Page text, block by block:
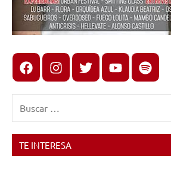
FacebookInstagram
X youtubespotify
TE INTERESA